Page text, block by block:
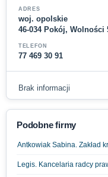
ADRES
woj. opolskie
46-034 Pokój, Wolności
TELEFON
77 469 30 91
Brak informacji
Podobne firmy
Antkowiak Sabina. Zakład
Legis. Kancelaria radcy